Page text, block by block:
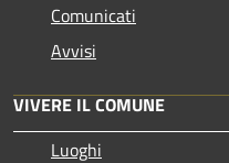
Comunicati
Avvisi
VIVERE IL COMUNE
Luoghi